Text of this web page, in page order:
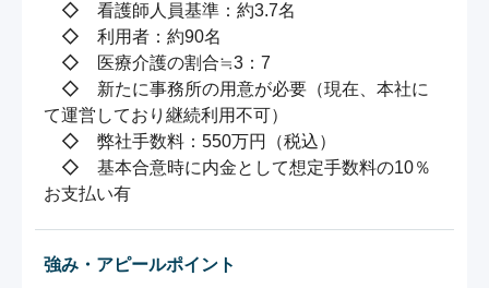
◇　看護師人員基準：約3.7名
◇　利用者：約90名
◇　医療介護の割合≒3：7
◇　新たに事務所の用意が必要（現在、本社に
て運営しており継続利用不可）
◇　弊社手数料：550万円（税込）
◇　基本合意時に内金として想定手数料の10％
お支払い有
強み・アピールポイント